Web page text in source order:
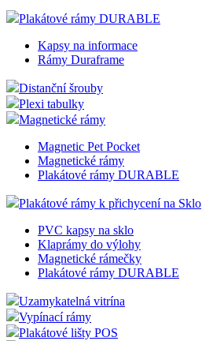
Plakátové rámy DURABLE
Kapsy na informace
Rámy Duraframe
Distanční šrouby
Plexi tabulky
Magnetické rámy
Magnetic Pet Pocket
Magnetické rámy
Plakátové rámy DURABLE
Plakátové rámy k přichycení na Sklo
PVC kapsy na sklo
Klaprámy do výlohy
Magnetické rámečky
Plakátové rámy DURABLE
Uzamykatelná vitrína
Vypínací rámy
Plakátové lišty POS